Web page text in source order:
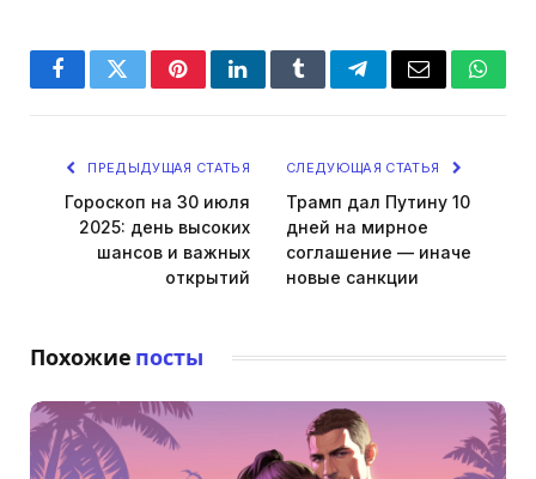
FacebookTwitterPinterestLinkedInTumblrTelegramEmail
ПРЕДЫДУЩАЯ СТАТЬЯ
Гороскоп на 30 июля
2025: день высоких
шансов и важных
открытий
СЛЕДУЮЩАЯ СТАТЬЯ
Трамп дал Путину 10
дней на мирное
соглашение — иначе
новые санкции
Похожие посты